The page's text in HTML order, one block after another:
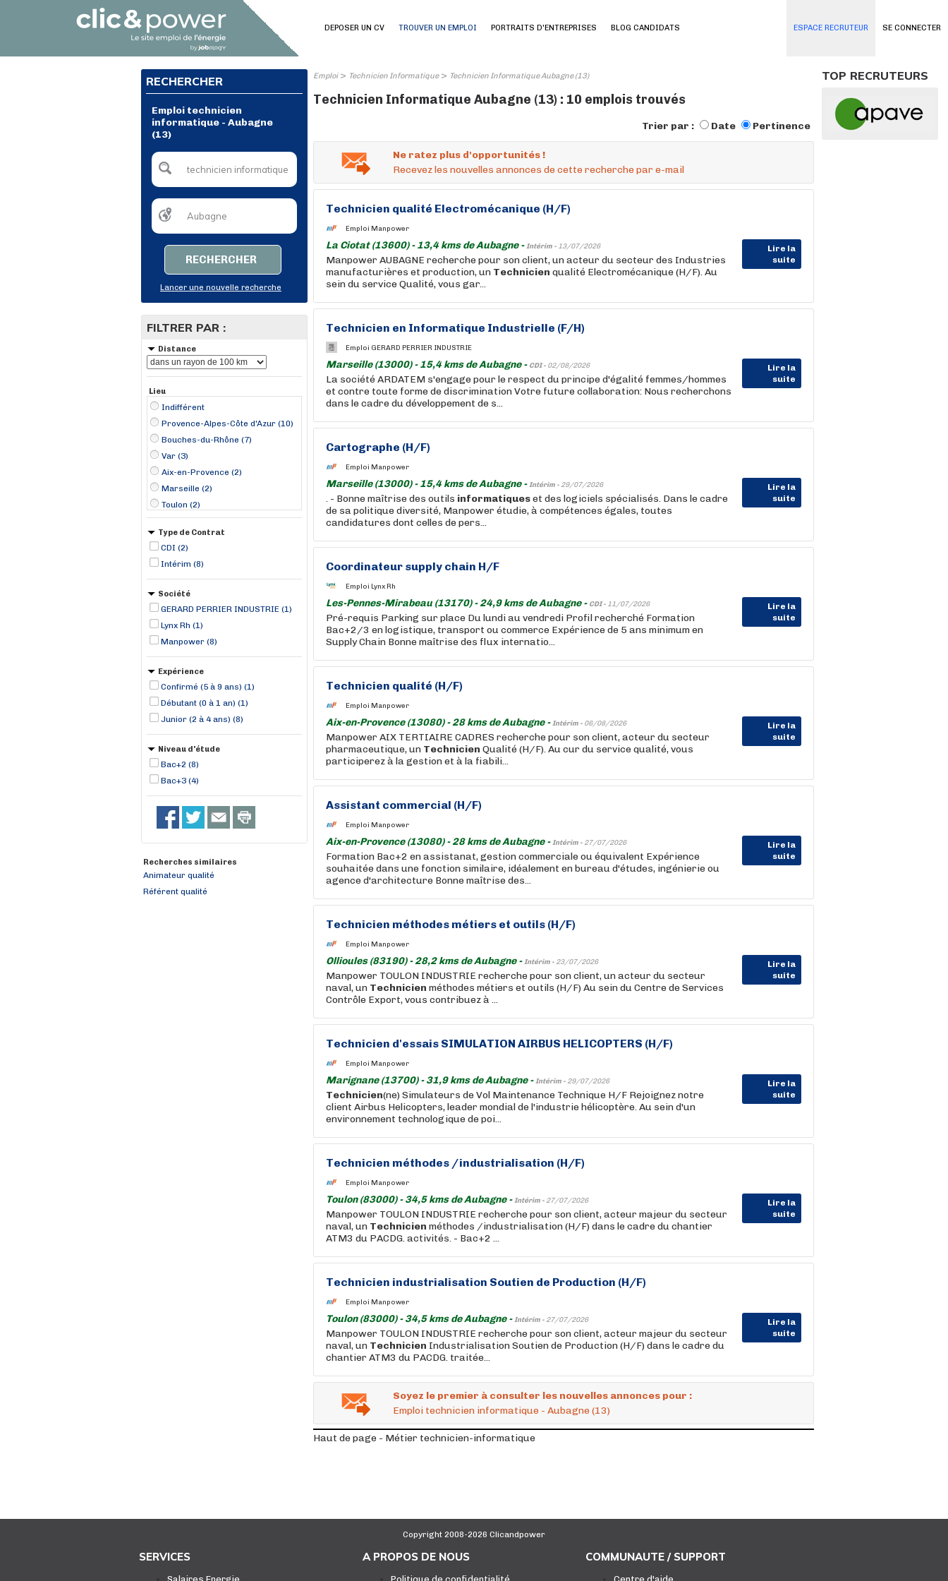
SE CONNECTER
DEPOSER UN CV TROUVER UN EMPLOI PORTRAITS D'ENTREPRISES BLOG CANDIDATS ESPACE RECRUTEUR
RECHERCHER
Emploi technicien
informatique - Aubagne
(13)
RECHERCHER
Lancer une nouvelle recherche
FILTRER PAR :
Distance
Lieu
Indifférent
Provence-Alpes-Côte d'Azur (10)
Bouches-du-Rhône (7)
Var (3)
Aix-en-Provence (2)
Marseille (2)
Toulon (2)
La Ciotat (1)
Les-Pennes-Mirabeau (1)
Marignane (1)
Ollioules (1)
Type de Contrat
CDI (2)
Intérim (8)
Société
GERARD PERRIER INDUSTRIE (1)
Lynx Rh (1)
Manpower (8)
Expérience
Confirmé (5 à 9 ans) (1)
Débutant (0 à 1 an) (1)
Junior (2 à 4 ans) (8)
Niveau d'étude
Bac+2 (8)
Bac+3 (4)
Recherches similaires
Animateur qualité
Référent qualité
Emploi> Technicien Informatique> Technicien Informatique Aubagne (13)
Technicien Informatique Aubagne (13) : 10 emplois trouvés
Trier par : Date Pertinence
Ne ratez plus d'opportunités !
Recevez les nouvelles annonces de cette recherche par e-mail
Technicien qualité Electromécanique (H/F)
Emploi Manpower
La Ciotat (13600) - 13,4 kms de Aubagne -Intérim - 13/07/2026
Lire la
suite
Manpower AUBAGNE recherche pour son client, un acteur du secteur des Industries
manufacturières et production, un Technicien qualité Electromécanique (H/F). Au
sein du service Qualité, vous gar...
Technicien en Informatique Industrielle (F/H)
Emploi GERARD PERRIER INDUSTRIE
Marseille (13000) - 15,4 kms de Aubagne - CDI - 02/08/2026
Lire la
suite
La société ARDATEM s'engage pour le respect du principe d'égalité femmes/hommes
et contre toute forme de discrimination Votre future collaboration: Nous recherchons
dans le cadre du développement de s...
Cartographe (H/F)
Emploi Manpower
Marseille (13000) - 15,4 kms de Aubagne -Intérim - 29/07/2026
Lire la
suite
. - Bonne maîtrise des outils informatiqueset des logiciels spécialisés. Dans le cadre
de sa politique diversité, Manpower étudie, à compétences égales, toutes
candidatures dont celles de pers...
Coordinateur supply chain H/F
Emploi Lynx Rh
Les-Pennes-Mirabeau (13170) - 24,9 kms de Aubagne - CDI - 11/07/2026
Lire la
suite
Pré-requis Parking sur place Du lundi au vendredi Profil recherché Formation
Bac+2/3 en logistique, transport ou commerce Expérience de 5 ans minimum en
Supply Chain Bonne maîtrise des flux internatio...
Technicien qualité (H/F)
Emploi Manpower
Aix-en-Provence (13080) - 28 kms de Aubagne -Intérim - 06/08/2026
Lire la
suite
Manpower AIX TERTIAIRE CADRES recherche pour son client, acteur du secteur
pharmaceutique, un Technicien Qualité (H/F). Au cur du service qualité, vous
participerez à la gestion et à la fiabili...
Assistant commercial (H/F)
Emploi Manpower
Aix-en-Provence (13080) - 28 kms de Aubagne -Intérim - 27/07/2026
Lire la
suite
Formation Bac+2 en assistanat, gestion commerciale ou équivalent Expérience
souhaitée dans une fonction similaire, idéalement en bureau d'études, ingénierie ou
agence d'architecture Bonne maîtrise des...
Technicien méthodes métiers et outils (H/F)
Emploi Manpower
Ollioules (83190) - 28,2 kms de Aubagne -Intérim - 23/07/2026
Lire la
suite
Manpower TOULON INDUSTRIE recherche pour son client, un acteur du secteur
naval, un Technicien méthodes métiers et outils (H/F) Au sein du Centre de Services
Contrôle Export, vous contribuez à ...
Technicien d'essais SIMULATION AIRBUS HELICOPTERS (H/F)
Emploi Manpower
Marignane (13700) - 31,9 kms de Aubagne -Intérim - 29/07/2026
Lire la
suite
Technicien(ne) Simulateurs de Vol Maintenance Technique H/F Rejoignez notre
client Airbus Helicopters, leader mondial de l'industrie hélicoptère. Au sein d'un
environnement technologique de poi...
Technicien méthodes /industrialisation (H/F)
Emploi Manpower
Toulon (83000) - 34,5 kms de Aubagne -Intérim - 27/07/2026
Lire la
suite
Manpower TOULON INDUSTRIE recherche pour son client, acteur majeur du secteur
naval, un Technicien méthodes /industrialisation (H/F) dans le cadre du chantier
ATM3 du PACDG. activités. - Bac+2 ...
Technicien industrialisation Soutien de Production (H/F)
Emploi Manpower
Toulon (83000) - 34,5 kms de Aubagne -Intérim - 27/07/2026
Lire la
suite
Manpower TOULON INDUSTRIE recherche pour son client, acteur majeur du secteur
naval, un Technicien Industrialisation Soutien de Production (H/F) dans le cadre du
chantier ATM3 du PACDG. traitée...
Soyez le premier à consulter les nouvelles annonces pour :
Emploi technicien informatique - Aubagne (13)
Haut de page - Métier technicien-informatique
TOP RECRUTEURS
Copyright 2008-2026 Clicandpower
SERVICES A PROPOS DE NOUS COMMUNAUTE / SUPPORT